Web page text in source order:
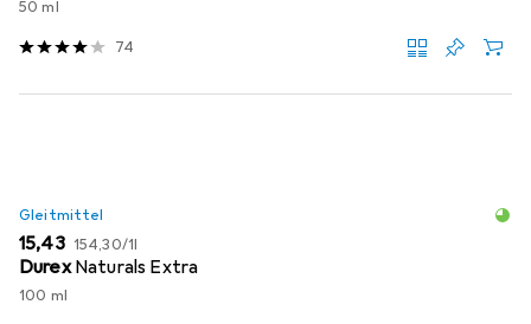
50 ml
74
Gleitmittel
EUR
15,43 EUR
154,30/1l
Durex Naturals Extra
100 ml